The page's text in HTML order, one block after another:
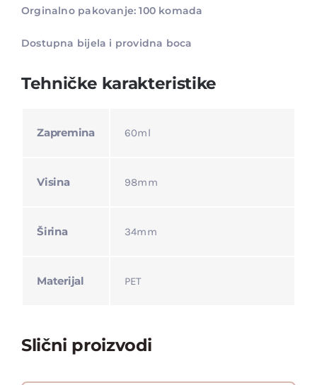
Orginalno pakovanje: 100 komada
Dostupna bijela i providna boca
Tehničke karakteristike
Zapremina 60ml
Visina 98mm
Širina 34mm
Materijal PET
Slični proizvodi